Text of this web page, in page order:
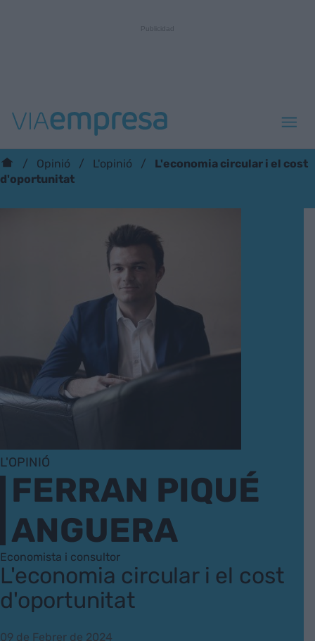
Opinió L'opinió
L'economia circular i el cost
d'oportunitat
L'OPINIÓ
FERRAN PIQUÉ
ANGUERA
Economista i consultor
L'economia circular i el cost
d'oportunitat
09 de Febrer de 2024